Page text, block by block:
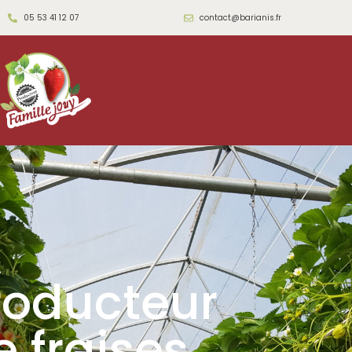
05 53 41 12 07 contact@barianis.fr